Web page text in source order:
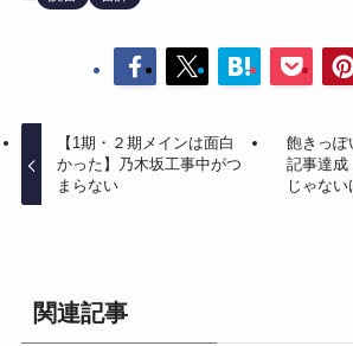
【1期・２期メインは面白
かった】乃木坂工事中がつ
まらない
飽きっぽ
記事達成
じゃない
関連記事